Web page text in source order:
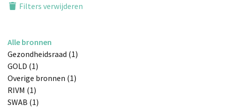
Filters verwijderen
Alle bronnen
Gezondheidsraad (1)
GOLD (1)
Overige bronnen (1)
RIVM (1)
SWAB (1)